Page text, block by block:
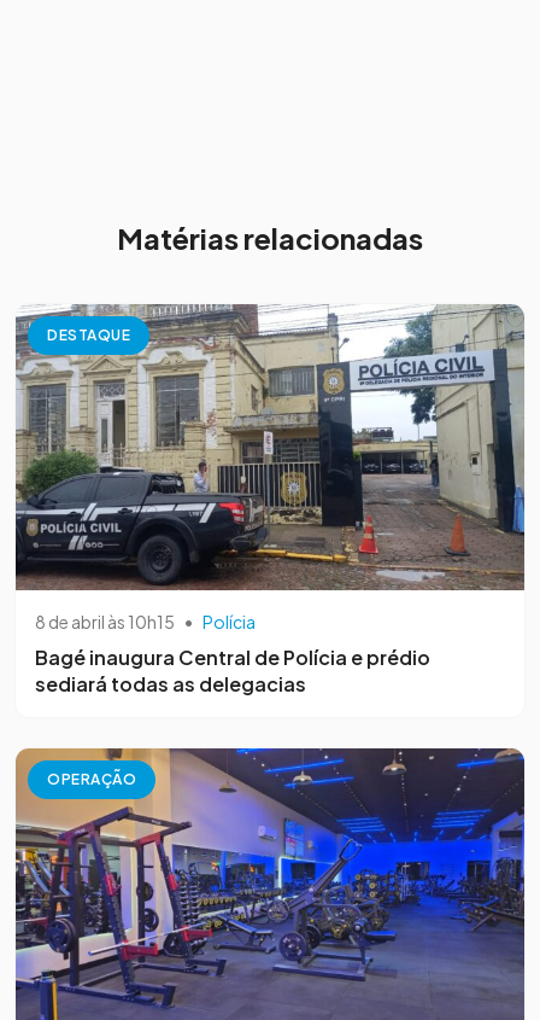
Matérias relacionadas
DESTAQUE
8 de abril às 10h15 • Polícia
Bagé inaugura Central de Polícia e prédio
sediará todas as delegacias
OPERAÇÃO